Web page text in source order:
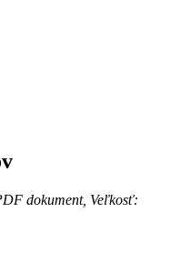
dokument, Veľkosť: